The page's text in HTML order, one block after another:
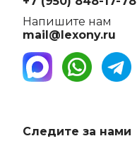
Напишите нам
mail@lexony.ru
Следите за нами